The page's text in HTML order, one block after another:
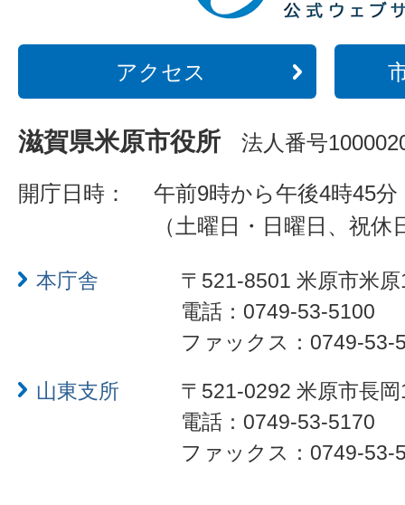
アクセス
滋賀県米原市役所 法人番号
開庁日時：
午前9時から午後4時45分
（土曜日・日曜日、祝
本庁舎
〒521-8501 米原市米
電話：0749-53-5100
ファックス：0749-53-
山東支所
〒521-0292 米原市長
電話：0749-53-5170
ファックス：0749-53-